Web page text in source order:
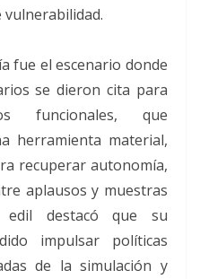
fue el escenario donde
se dieron cita para
funcionales, que
herramienta material,
recuperar autonomía,
aplausos y muestras
edil destacó que su
impulsar políticas
de la simulación y